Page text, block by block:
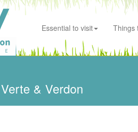
Essential to visit
Things
& Verdon